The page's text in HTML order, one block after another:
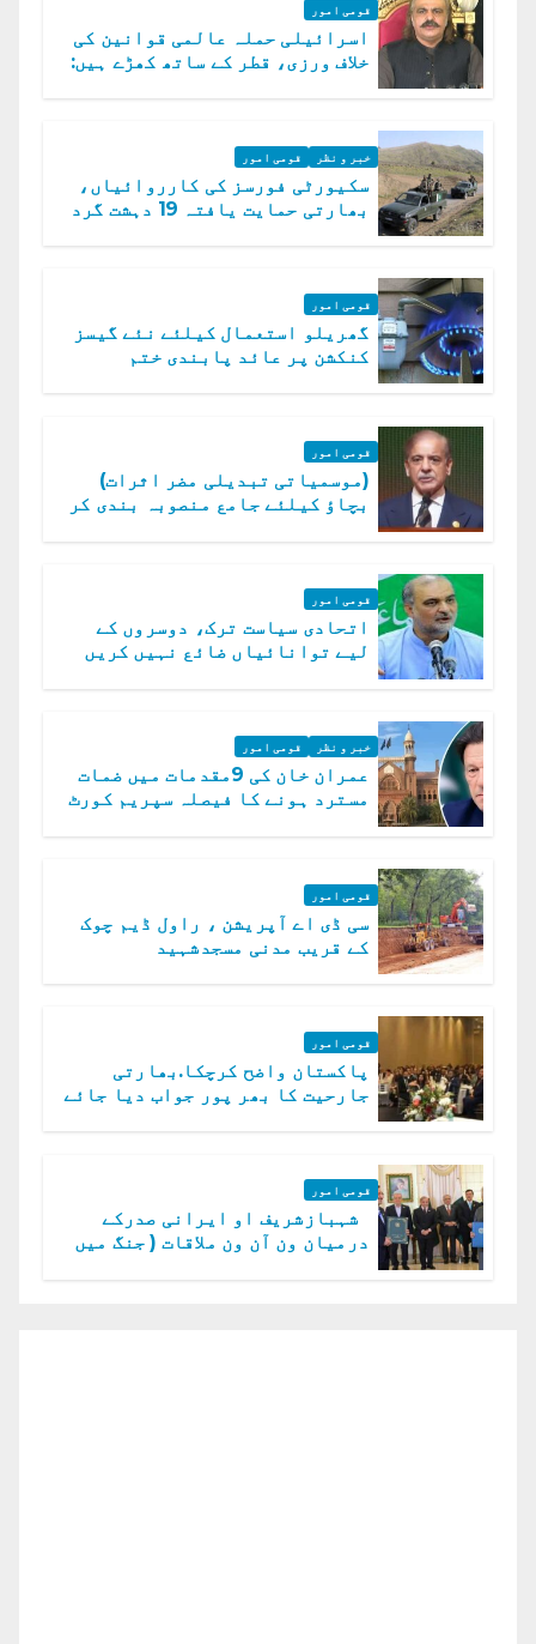
قومی امور
اسرائیلی حملہ عالمی قوانین کی
خلاف ورزی، قطر کے ساتھ کھڑے ہیں:
خبر و نظر قومی امور
سکیورٹی فورسز کی کارروائیاں،
بھارتی حمایت یافتہ 19 دہشت گرد
قومی امور
گھریلو استعمال کیلئے نئے گیسز
کنکشن پر عائد پابندی ختم
قومی امور
(موسمیاتی تبدیلی مضر اثرات)
بچاؤ کیلئے جامع منصوبہ بندی کر
قومی امور
اتحادی سیاست ترک، دوسروں کے
لیے توانائیاں ضائع نہیں کریں
خبر و نظر قومی امور
عمران خان کی 9مقدمات میں ضمات
مسترد ہونے کا فیصلہ سپریم کورٹ
قومی امور
سی ڈی اے آپریشن ، راول ڈیم چوک
کے قریب مدنی مسجدشہید
قومی امور
پاکستان واضح کرچکا.بھارتی
جارحیت کا بھر پور جواب دیا جائے
قومی امور
شہبازشریف او ایرانی صدرکے
درمیان ون آن ون ملاقات ( جنگ میں